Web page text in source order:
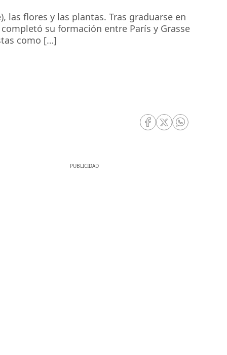
las flores y las plantas. Tras graduarse en
su formación entre París y Grasse
como […]
RRSS Facebook
RRSS Twitter
RRSS